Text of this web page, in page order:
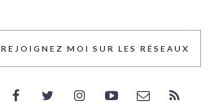
REJOIGNEZ MOI SUR LES RÉSEAUX